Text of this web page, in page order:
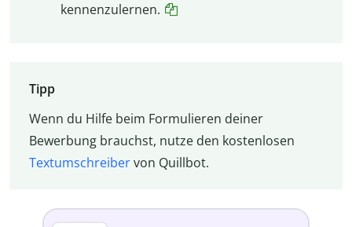
kennenzulernen.
Tipp
Wenn du Hilfe beim Formulieren deiner
Bewerbung brauchst, nutze den kostenlosen
Textumschreibervon Quillbot.